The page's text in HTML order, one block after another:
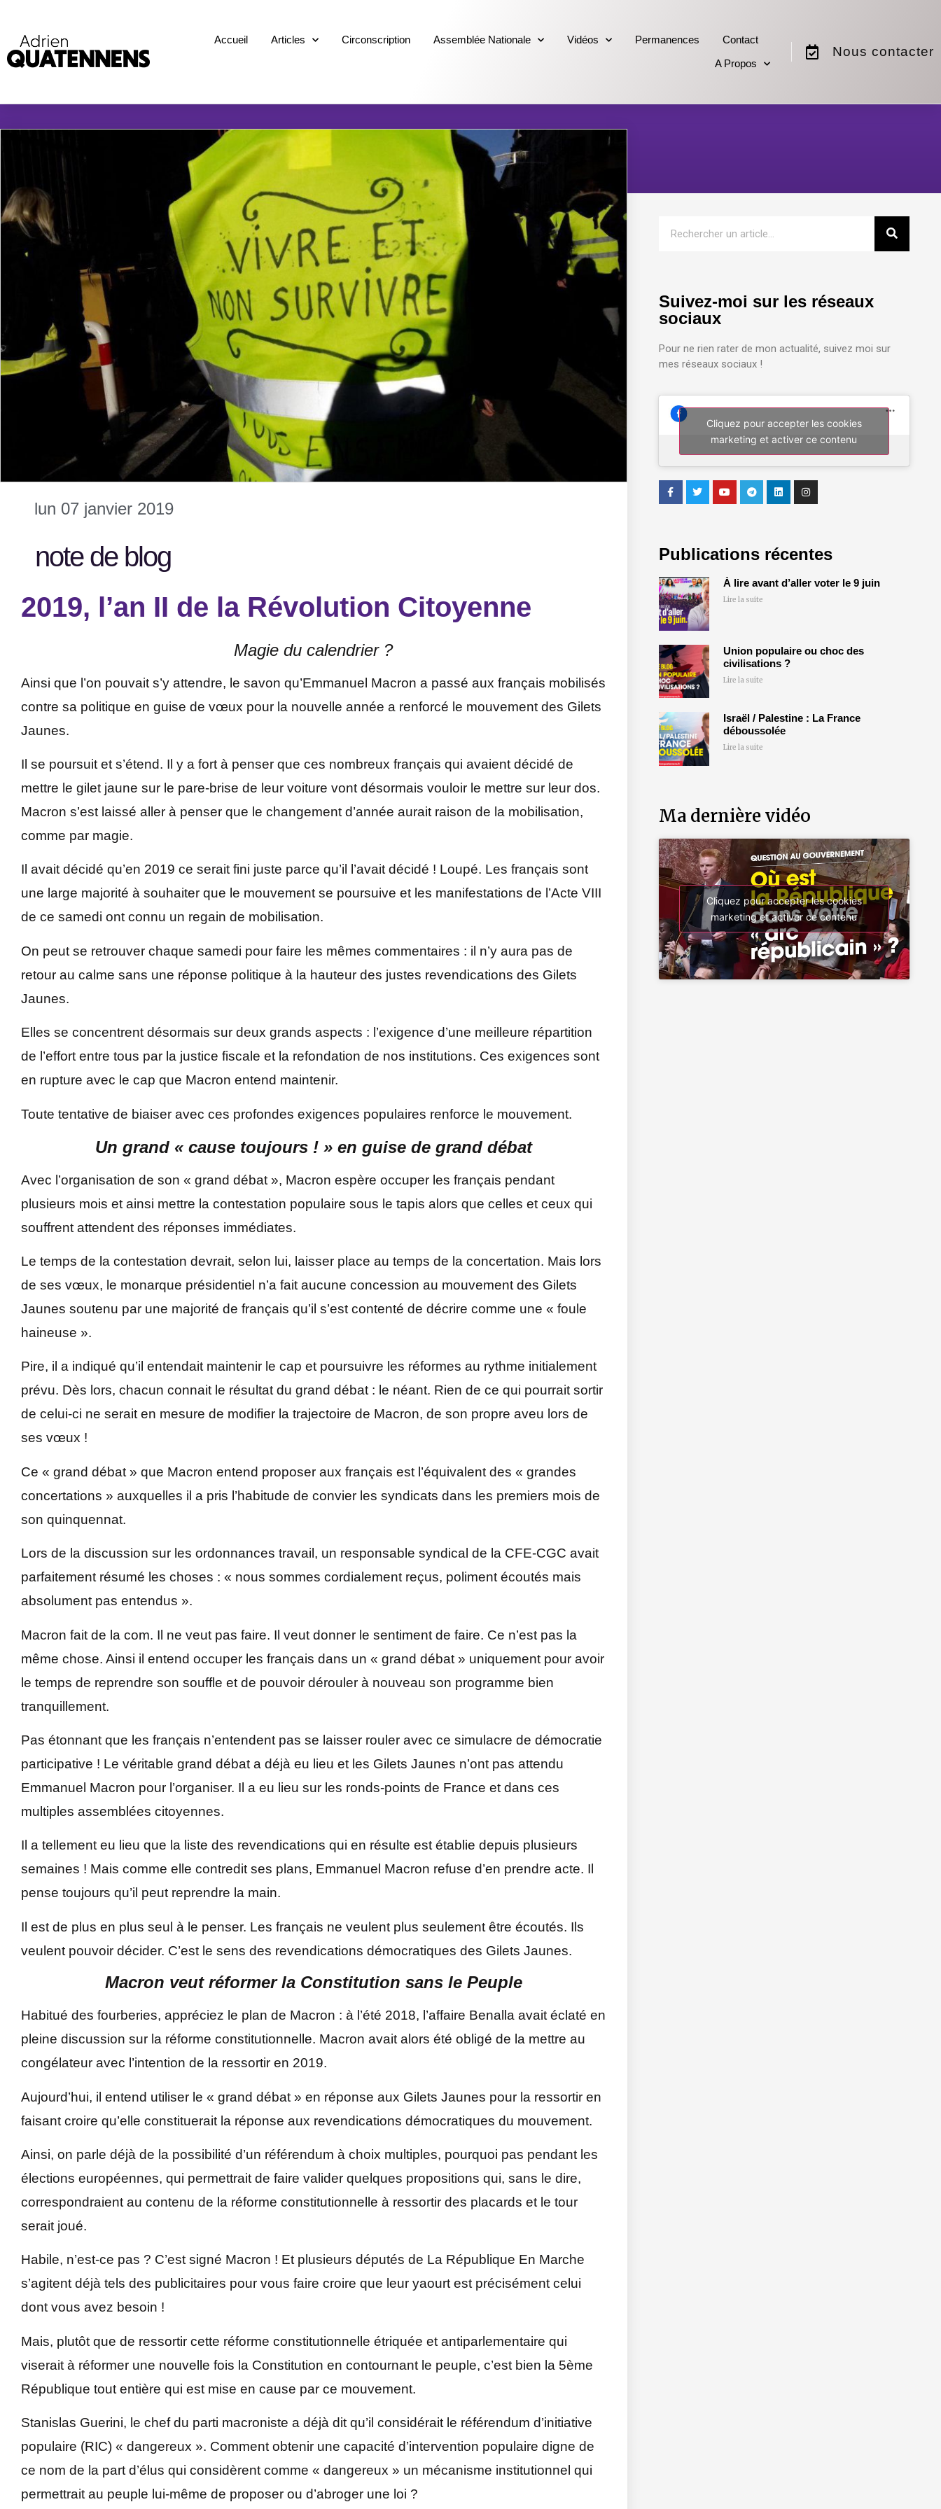
Accueil Articles Circonscription Assemblée Nationale Vidéos Permanences
Contact
A Propos
Nous contacter
lun 07 janvier 2019
note de blog
2019, l’an II de la Révolution Citoyenne
Magie du calendrier ?
Ainsi que l’on pouvait s’y attendre, le savon qu’Emmanuel Macron a passé aux français mobilisés
contre sa politique en guise de vœux pour la nouvelle année a renforcé le mouvement des Gilets
Jaunes.
Il se poursuit et s’étend. Il y a fort à penser que ces nombreux français qui avaient décidé de
mettre le gilet jaune sur le pare-brise de leur voiture vont désormais vouloir le mettre sur leur dos.
Macron s’est laissé aller à penser que le changement d’année aurait raison de la mobilisation,
comme par magie.
Il avait décidé qu’en 2019 ce serait fini juste parce qu’il l’avait décidé ! Loupé. Les français sont
une large majorité à souhaiter que le mouvement se poursuive et les manifestations de l’Acte VIII
de ce samedi ont connu un regain de mobilisation.
On peut se retrouver chaque samedi pour faire les mêmes commentaires : il n’y aura pas de
retour au calme sans une réponse politique à la hauteur des justes revendications des Gilets
Jaunes.
Elles se concentrent désormais sur deux grands aspects : l’exigence d’une meilleure répartition
de l’effort entre tous par la justice fiscale et la refondation de nos institutions. Ces exigences sont
en rupture avec le cap que Macron entend maintenir.
Toute tentative de biaiser avec ces profondes exigences populaires renforce le mouvement.
Un grand « cause toujours ! » en guise de grand débat
Avec l’organisation de son « grand débat », Macron espère occuper les français pendant
plusieurs mois et ainsi mettre la contestation populaire sous le tapis alors que celles et ceux qui
souffrent attendent des réponses immédiates.
Le temps de la contestation devrait, selon lui, laisser place au temps de la concertation. Mais lors
de ses vœux, le monarque présidentiel n’a fait aucune concession au mouvement des Gilets
Jaunes soutenu par une majorité de français qu’il s’est contenté de décrire comme une « foule
haineuse ».
Pire, il a indiqué qu’il entendait maintenir le cap et poursuivre les réformes au rythme initialement
prévu. Dès lors, chacun connait le résultat du grand débat : le néant. Rien de ce qui pourrait sortir
de celui-ci ne serait en mesure de modifier la trajectoire de Macron, de son propre aveu lors de
ses vœux !
Ce « grand débat » que Macron entend proposer aux français est l’équivalent des « grandes
concertations » auxquelles il a pris l’habitude de convier les syndicats dans les premiers mois de
son quinquennat.
Lors de la discussion sur les ordonnances travail, un responsable syndical de la CFE-CGC avait
parfaitement résumé les choses : « nous sommes cordialement reçus, poliment écoutés mais
absolument pas entendus ».
Macron fait de la com. Il ne veut pas faire. Il veut donner le sentiment de faire. Ce n’est pas la
même chose. Ainsi il entend occuper les français dans un « grand débat » uniquement pour avoir
le temps de reprendre son souffle et de pouvoir dérouler à nouveau son programme bien
tranquillement.
Pas étonnant que les français n’entendent pas se laisser rouler avec ce simulacre de démocratie
participative ! Le véritable grand débat a déjà eu lieu et les Gilets Jaunes n’ont pas attendu
Emmanuel Macron pour l’organiser. Il a eu lieu sur les ronds-points de France et dans ces
multiples assemblées citoyennes.
Il a tellement eu lieu que la liste des revendications qui en résulte est établie depuis plusieurs
semaines ! Mais comme elle contredit ses plans, Emmanuel Macron refuse d’en prendre acte. Il
pense toujours qu’il peut reprendre la main.
Il est de plus en plus seul à le penser. Les français ne veulent plus seulement être écoutés. Ils
veulent pouvoir décider. C’est le sens des revendications démocratiques des Gilets Jaunes.
Macron veut réformer la Constitution sans le Peuple
Habitué des fourberies, appréciez le plan de Macron : à l’été 2018, l’affaire Benalla avait éclaté en
pleine discussion sur la réforme constitutionnelle. Macron avait alors été obligé de la mettre au
congélateur avec l’intention de la ressortir en 2019.
Aujourd’hui, il entend utiliser le « grand débat » en réponse aux Gilets Jaunes pour la ressortir en
faisant croire qu’elle constituerait la réponse aux revendications démocratiques du mouvement.
Ainsi, on parle déjà de la possibilité d’un référendum à choix multiples, pourquoi pas pendant les
élections européennes, qui permettrait de faire valider quelques propositions qui, sans le dire,
correspondraient au contenu de la réforme constitutionnelle à ressortir des placards et le tour
serait joué.
Habile, n’est-ce pas ? C’est signé Macron ! Et plusieurs députés de La République En Marche
s’agitent déjà tels des publicitaires pour vous faire croire que leur yaourt est précisément celui
dont vous avez besoin !
Mais, plutôt que de ressortir cette réforme constitutionnelle étriquée et antiparlementaire qui
viserait à réformer une nouvelle fois la Constitution en contournant le peuple, c’est bien la 5ème
République tout entière qui est mise en cause par ce mouvement.
Stanislas Guerini, le chef du parti macroniste a déjà dit qu’il considérait le référendum d’initiative
populaire (RIC) « dangereux ». Comment obtenir une capacité d’intervention populaire digne de
ce nom de la part d’élus qui considèrent comme « dangereux » un mécanisme institutionnel qui
permettrait au peuple lui-même de proposer ou d’abroger une loi ?
Suivez-moi sur les réseaux
sociaux
Pour ne rien rater de mon actualité, suivez moi sur
mes réseaux sociaux !
Cliquez pour accepter les cookies
marketing et activer ce contenu
Publications récentes
À lire avant d’aller voter le 9 juin
Lire la suite
Union populaire ou choc des
civilisations ?
Lire la suite
Israël / Palestine : La France
déboussolée
Lire la suite
Ma dernière vidéo
Cliquez pour accepter les cookies
marketing et activer ce contenu